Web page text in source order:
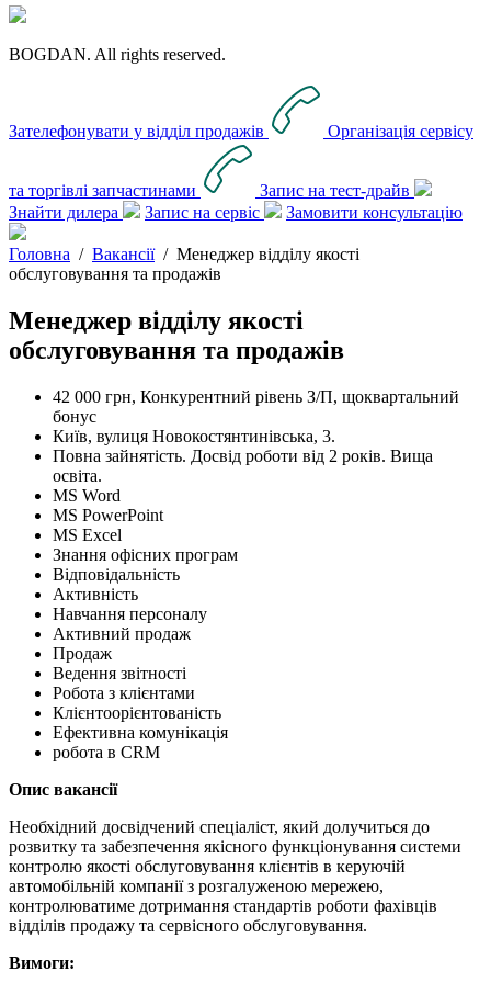
BOGDAN. All rights reserved.
Зателефонувати у відділ продажів Організація сервісу
та торгівлі запчастинами
Запис на тест-драйв
Знайти дилера
Запис на сервіс Замовити консультацію
Головна / Вакансії/ Менеджер відділу якості
обслуговування та продажів
Менеджер відділу якості
обслуговування та продажів
42 000 грн, Конкурентний рівень З/П, щоквартальний
бонус
Київ, вулиця Новокостянтинівська, 3.
Повна зайнятість. Досвід роботи від 2 років. Вища
освіта.
MS Word
MS PowerPoint
MS Excel
Знання офісних програм
Відповідальність
Активність
Навчання персоналу
Активний продаж
Продаж
Ведення звітності
Робота з клієнтами
Клієнтоорієнтованість
Ефективна комунікація
робота в CRM
Опис вакансії
Необхідний досвідчений спеціаліст, який долучиться до
розвитку та забезпечення якісного функціонування системи
контролю якості обслуговування клієнтів в керуючій
автомобільній компанії з розгалуженою мережею,
контролюватиме дотримання стандартів роботи фахівців
відділів продажу та сервісного обслуговування.
Вимоги: